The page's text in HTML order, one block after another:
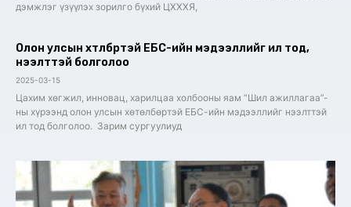
дэмжлэг үзүүлэх зорилго бүхий ЦХХХЯ,
Олон улсын хөтөлбөртэй ЕБС-ийн мэдээллийг ил тод,
нээлттэй болголоо
2025-03-15
Цахим хөгжил, инновац, харилцаа холбооны яам “Шил ажиллагаа”-
ны хүрээнд олон улсын хөтөлбөртэй ЕБС-ийн мэдээллийг нээлттэй
ил тод болголоо. Зарим сургуулиуд